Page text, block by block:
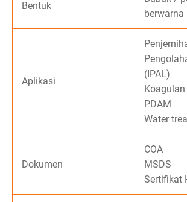
Bentuk
berwarna
Aplikasi
(IPAL)
PDAM
Water
Dokumen
COA
MSDS
Sertifikat